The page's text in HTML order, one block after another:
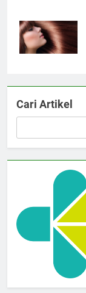
Cari Artikel